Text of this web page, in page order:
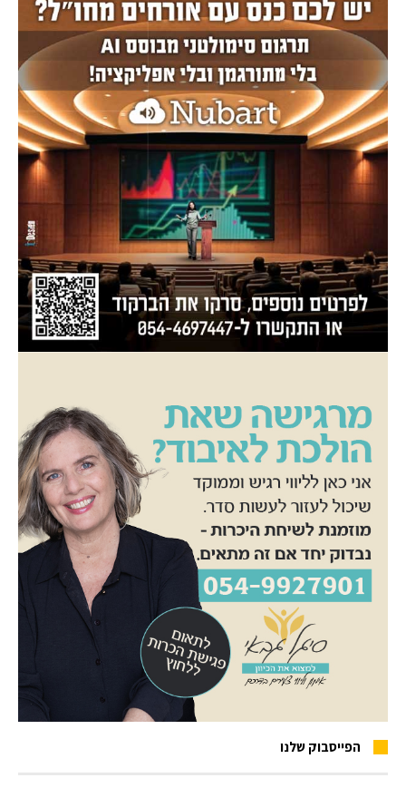
הפייסבוק שלנו